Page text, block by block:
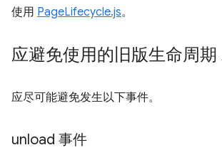
使用 PageLifecycle.js。
应避免使用的旧版生命周期
应尽可能避免发生以下事件。
unload 事件